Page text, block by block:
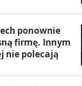
ponownie
firmę. Innym
nie polecają